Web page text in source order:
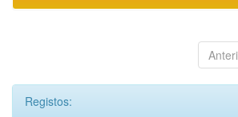
Registos: